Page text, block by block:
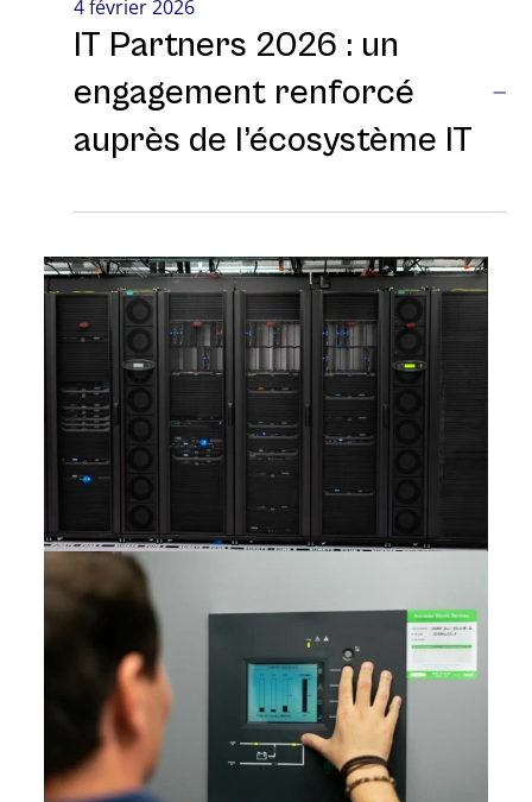
IT Partners 2026 : un
engagement renforcé
auprès de l’écosystème IT
4 février 2026